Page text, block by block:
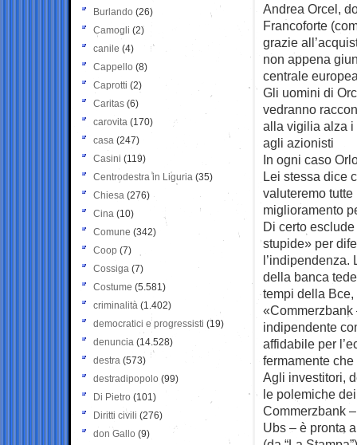
Andrea Orcel,
Francoforte
grazie
non appena
centrale
Gli uomini di
vedranno
alla vigilia alza i
agli azionisti
In ogni caso
Lei stessa dice
valuteremo
miglioramento
Di certo
stupide» per
l’indipendenza.
della banca
tempi della Bce,
indipendente
affidabile per
fermamente
Agli investitori,
le polemiche
Commerzbank
Ubs – è pronta
Burlando (26)
Camogli (2)
canile (4)
Cappello (8)
Caprotti (2)
Caritas (6)
carovita (170)
casa (247)
Casini (119)
Centrodestra in Liguria (35)
Chiesa (276)
Cina (10)
Comune (342)
Coop (7)
Cossiga (7)
Costume (5.581)
criminalità (1.402)
democratici e progressisti (19)
denuncia (14.528)
destra (573)
destradipopolo (99)
Di Pietro (101)
Diritti civili (276)
don Gallo (9)